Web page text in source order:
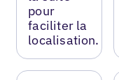
pour
faciliter la
localisation.